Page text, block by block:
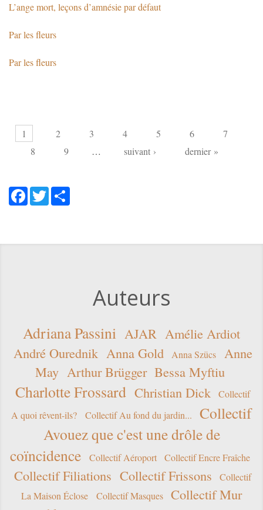
L’ange mort, leçons d’amnésie par défaut
Par les fleurs
Par les fleurs
1 2 3 4 5 6
7
8
9 … suivant › dernier »
Facebook
Twitter
Auteurs
Adriana Passini AJAR Amélie Ardiot
André Ourednik Anna Gold Anna Szücs
Anne
May Arthur Brügger Bessa Myftiu
Charlotte Frossard Christian Dick
Collectif
A quoi rêvent-ils?
Collectif Au fond du jardin...
Collectif
Avouez que c'est une drôle de
coïncidence
Collectif Aéroport Collectif Encre Fraîche
Collectif Filiations Collectif Frissons
Collectif
La Maison Éclose
Collectif Masques
Collectif Mur